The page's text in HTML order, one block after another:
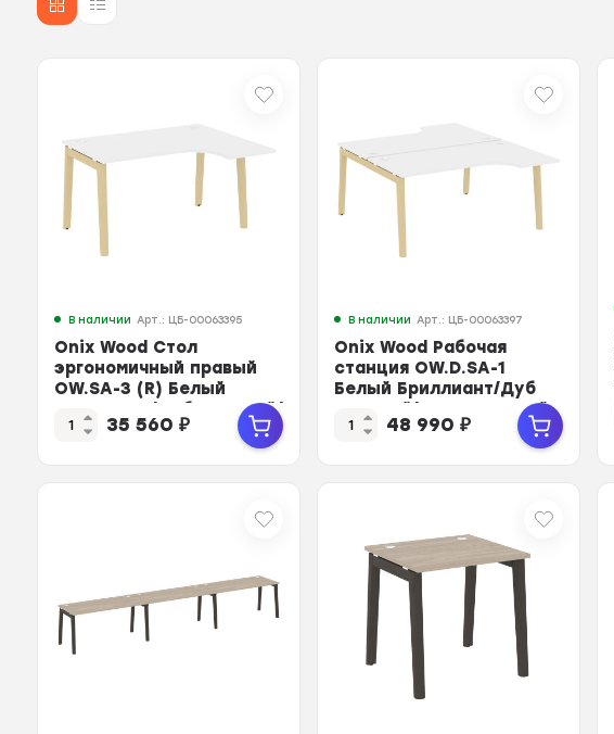
В наличии Арт.: ЦБ-00063395
Onix Wood Стол
эргономичный правый
OW.SA-3 (R) Белый
Бриллиант/Дуб Светлый/
Ме...
35 560 ₽
В наличии Арт.: ЦБ-00063397
Onix Wood Рабочая
станция OW.D.SA-1
Белый Бриллиант/Дуб
Светлый/Металл Белый
...
48 990 ₽